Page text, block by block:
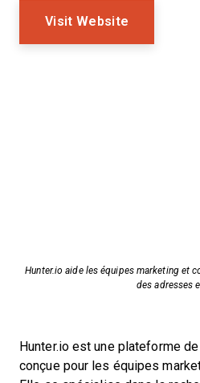
Visit Website
Hunter.io aide les équipes marketing et
des adresses
Hunter.io est une plateforme
conçue pour les équipes